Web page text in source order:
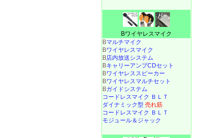
Bワイヤレスマイク
Bマルチマイク
Bワイヤレスマイク
B店内放送システム
BキャリーアンプCDセット
Bワイヤレススピーカー
Bワイヤレスマルチセット
Bガイドシステム
コードレスマイク ＢＬＴ
ダイナミック型 売れ筋
コードレスマイク ＢＬＴ
モジュール＆ジャック